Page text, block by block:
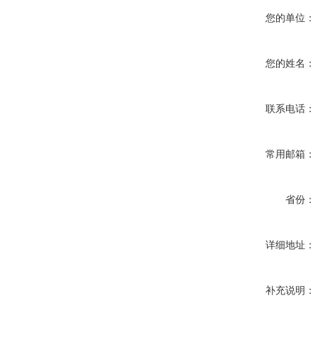
您的单位：
您的姓名：
联系电话：
常用邮箱：
省份：
详细地址：
补充说明：